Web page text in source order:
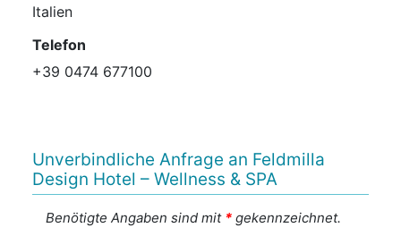
Italien
Telefon
+39 0474 677100
Unverbindliche Anfrage an Feldmilla
Design Hotel – Wellness & SPA
Benötigte Angaben sind mit *gekennzeichnet.